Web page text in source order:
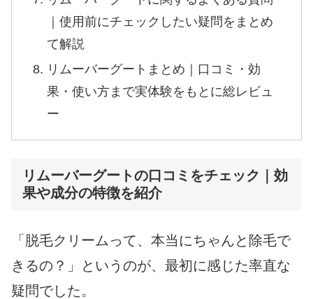
｜使用前にチェックしたい疑問をまとめ
て解説
リムーバーグートまとめ｜口コミ・効
果・使い方まで実体験をもとに総レビュ
ー
リムーバーグートの口コミをチェック｜効
果や成分の特徴を紹介
「脱毛クリームって、本当にちゃんと除毛で
きるの？」というのが、最初に感じた率直な
疑問でした。